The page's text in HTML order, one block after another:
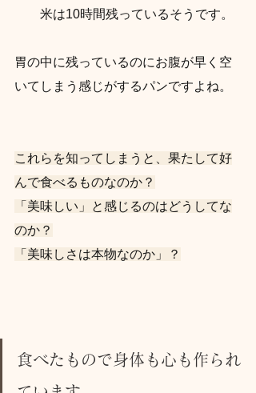
米は10時間残っているそうです。
胃の中に残っているのにお腹が早く空
いてしまう感じがするパンですよね。
これらを知ってしまうと、果たして好
んで食べるものなのか？
「美味しい」と感じるのはどうしてな
のか？
「美味しさは本物なのか」？
食べたもので身体も心も作られ